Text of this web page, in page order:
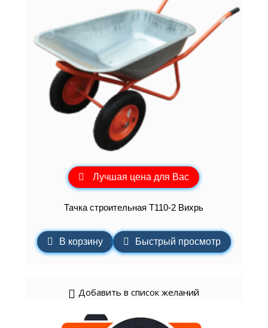
Лучшая цена для Вас
Тачка строительная Т110-2 Вихрь
В корзину Быстрый просмотр
Добавить в список желаний